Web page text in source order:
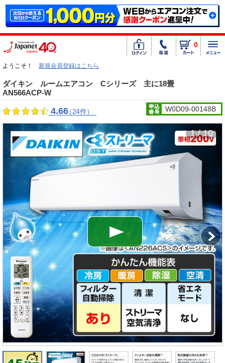
0
ようこそ！ 新規会員登録はこちら
ダイキン ルームエアコン Cシリーズ 主に18畳
AN566ACP-W
4.66（24件） W0D09-00148B
1 / 10